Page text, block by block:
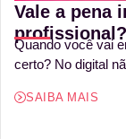
Vale a pena
profissional?
Quando você vai
certo? No digital
SAIBA MAIS